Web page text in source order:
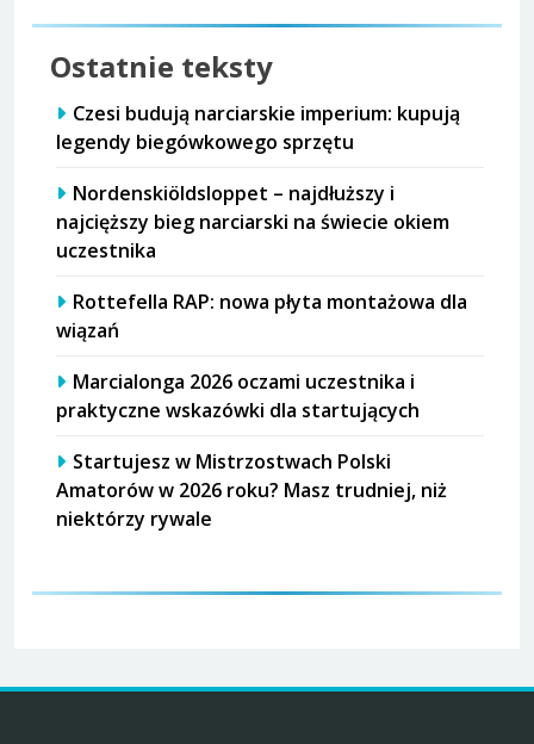
Ostatnie teksty
Czesi budują narciarskie imperium: kupują
legendy biegówkowego sprzętu
Nordenskiöldsloppet – najdłuższy i
najcięższy bieg narciarski na świecie okiem
uczestnika
Rottefella RAP: nowa płyta montażowa dla
wiązań
Marcialonga 2026 oczami uczestnika i
praktyczne wskazówki dla startujących
Startujesz w Mistrzostwach Polski
Amatorów w 2026 roku? Masz trudniej, niż
niektórzy rywale